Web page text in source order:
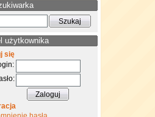
użytkownika
się